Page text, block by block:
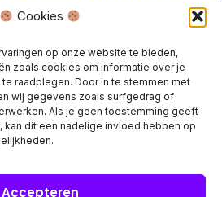
Cookies
op onze website te bieden,
zoals cookies om informatie over je
raadplegen. Door in te stemmen met
wij gegevens zoals surfgedrag of
Als je geen toestemming geeft
kan dit een nadelige invloed hebben op
Accepteren
aanvragen →
account aan voor speciale prijzen!